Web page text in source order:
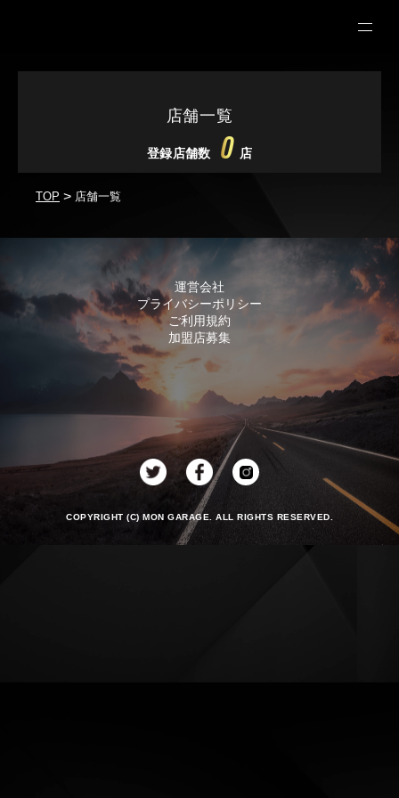
店舗一覧
登録店舗数 0 店
TOP > 店舗一覧
運営会社
プライバシーポリシー
ご利用規約
加盟店募集
COPYRIGHT (C) MON GARAGE. ALL RIGHTS RESERVED.